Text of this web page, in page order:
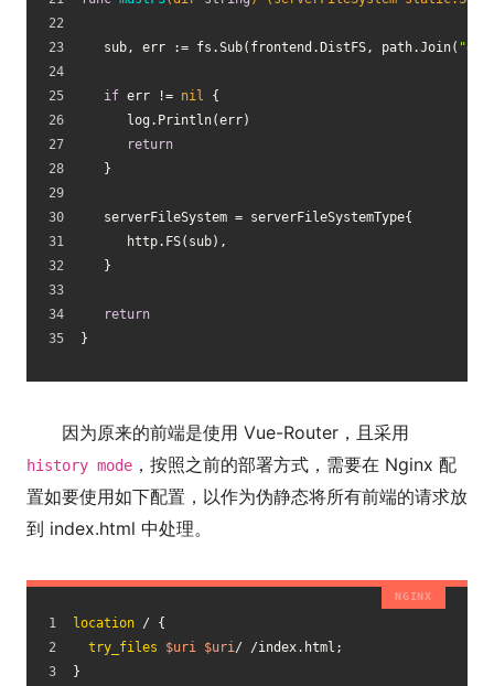
   sub, err := fs.Sub(frontend.DistFS, path.Join(
if err != nil {
      log.Println(err)
return
   }
   serverFileSystem = serverFileSystemType{
      http.FS(sub),
   }
return
}
因为原来的前端是使用 Vue-Router，且采用
history mode ，按照之前的部署方式，需要在 Nginx 配
置如要使用如下配置，以作为伪静态将所有前端的请求放
到 index.html 中处理。
location / {
try_files
$uri $uri/ /index.html;
}